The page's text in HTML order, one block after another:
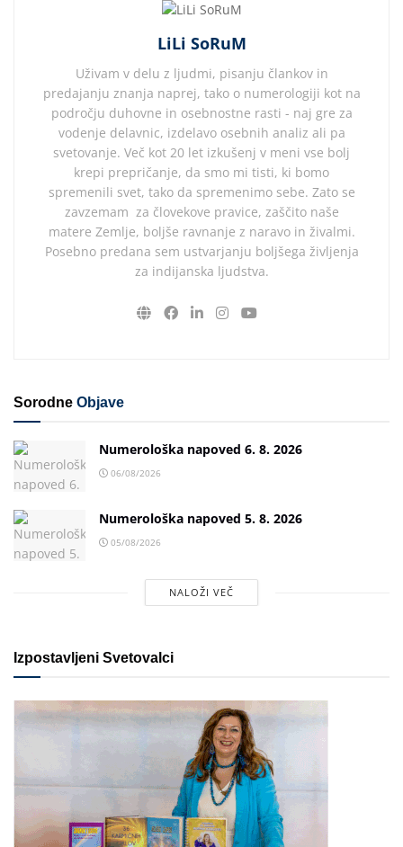
LiLi SoRuM
Uživam v delu z ljudmi, pisanju člankov in
predajanju znanja naprej, tako o numerologiji kot na
področju duhovne in osebnostne rasti - naj gre za
vodenje delavnic, izdelavo osebnih analiz ali pa
svetovanje. Več kot 20 let izkušenj v meni vse bolj
krepi prepričanje, da smo mi tisti, ki bomo
spremenili svet, tako da spremenimo sebe. Zato se
zavzemam za človekove pravice, zaščito naše
matere Zemlje, boljše ravnanje z naravo in živalmi.
Posebno predana sem ustvarjanju boljšega življenja
za indijanska ljudstva.
Sorodne Objave
Numerološka napoved 6. 8. 2026
06/08/2026
Numerološka napoved 5. 8. 2026
05/08/2026
NALOŽI VEČ
Izpostavljeni Svetovalci